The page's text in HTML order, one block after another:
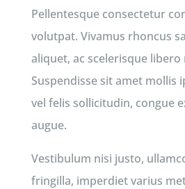
Pellentesque consectetur
volutpat. Vivamus rhoncus
aliquet, ac scelerisque libero
Suspendisse sit amet mollis
vel felis sollicitudin, congue
augue.
Vestibulum nisi justo,
fringilla, imperdiet varius